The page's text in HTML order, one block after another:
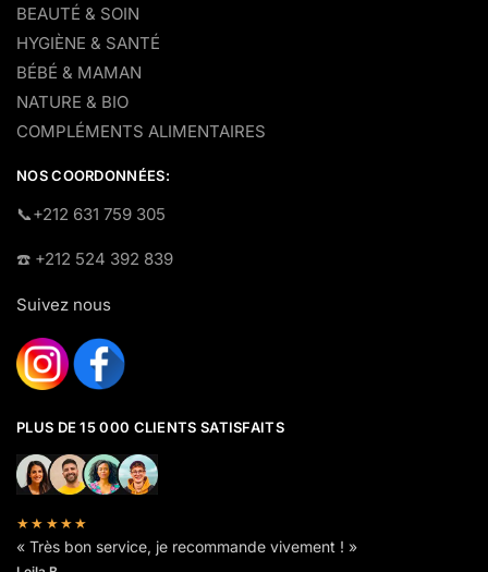
BEAUTÉ & SOIN
HYGIÈNE & SANTÉ
BÉBÉ & MAMAN
NATURE & BIO
COMPLÉMENTS ALIMENTAIRES
NOS COORDONNÉES:
​📞+212 631 759 305
☎️​ +212 524 392 839
Suivez nous
PLUS DE 15 000 CLIENTS SATISFAITS
★★★★★
« Très bon service, je recommande vivement ! »